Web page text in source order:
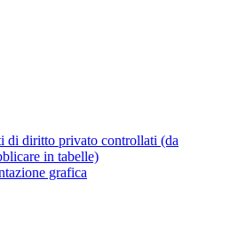
di diritto privato controllati (da
in tabelle)
grafica